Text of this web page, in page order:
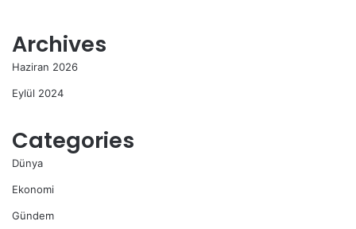
Archives
Haziran 2026
Eylül 2024
Categories
Dünya
Ekonomi
Gündem